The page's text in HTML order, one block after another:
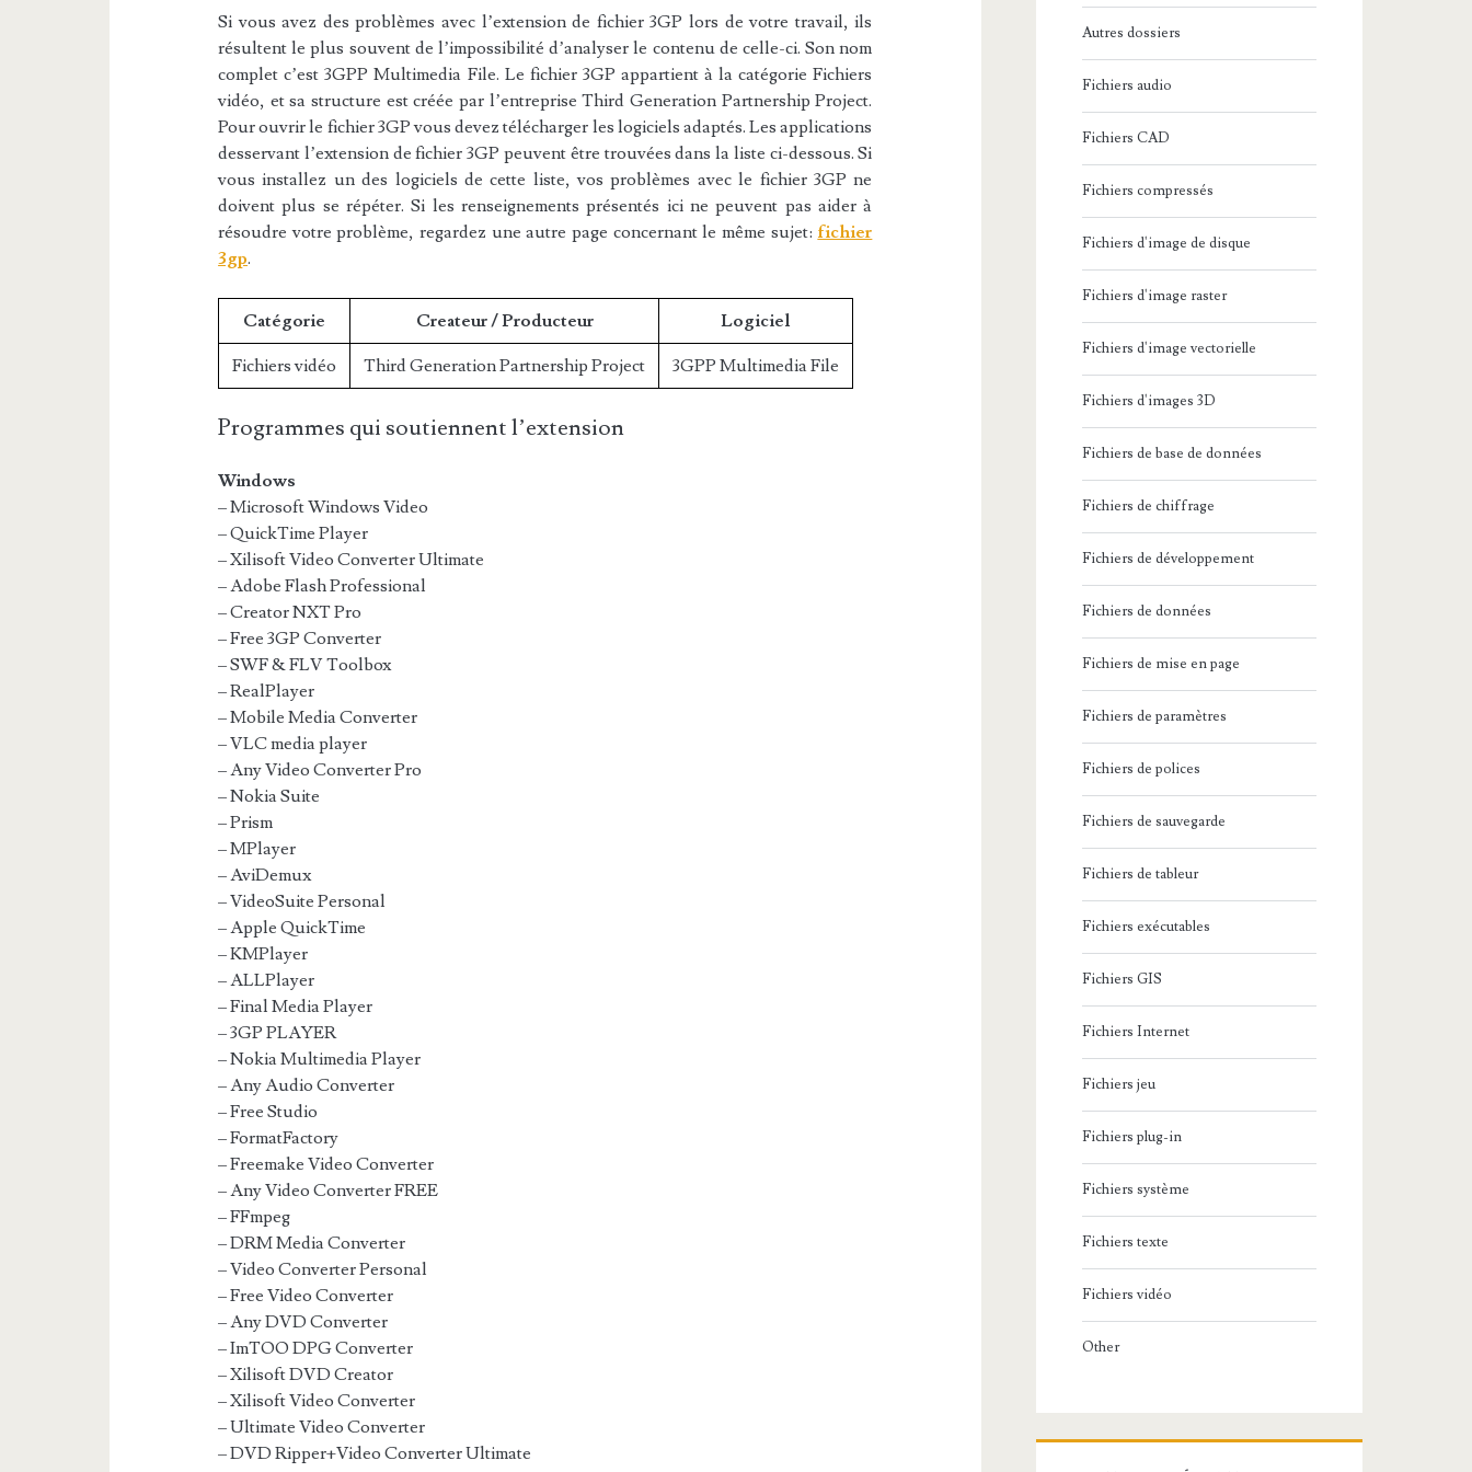
Si vous avez des problèmes avec l’extension de fichier 3GP lors de votre travail, ils
résultent le plus souvent de l’impossibilité d’analyser le contenu de celle-ci. Son nom
complet c’est 3GPP Multimedia File. Le fichier 3GP appartient à la catégorie Fichiers
vidéo, et sa structure est créée par l’entreprise Third Generation Partnership Project.
Pour ouvrir le fichier 3GP vous devez télécharger les logiciels adaptés. Les applications
desservant l’extension de fichier 3GP peuvent être trouvées dans la liste ci-dessous. Si
vous installez un des logiciels de cette liste, vos problèmes avec le fichier 3GP ne
doivent plus se répéter. Si les renseignements présentés ici ne peuvent pas aider à
résoudre votre problème, regardez une autre page concernant le même sujet: fichier
3gp.
Catégorie Createur / Producteur Logiciel
Fichiers vidéo Third Generation Partnership Project 3GPP Multimedia File
Programmes qui soutiennent l’extension
Windows
– Microsoft Windows Video
– QuickTime Player
– Xilisoft Video Converter Ultimate
– Adobe Flash Professional
– Creator NXT Pro
– Free 3GP Converter
– SWF & FLV Toolbox
– RealPlayer
– Mobile Media Converter
– VLC media player
– Any Video Converter Pro
– Nokia Suite
– Prism
– MPlayer
– AviDemux
– VideoSuite Personal
– Apple QuickTime
– KMPlayer
– ALLPlayer
– Final Media Player
– 3GP PLAYER
– Nokia Multimedia Player
– Any Audio Converter
– Free Studio
– FormatFactory
– Freemake Video Converter
– Any Video Converter FREE
– FFmpeg
– DRM Media Converter
– Video Converter Personal
– Free Video Converter
– Any DVD Converter
– ImTOO DPG Converter
– Xilisoft DVD Creator
– Xilisoft Video Converter
– Ultimate Video Converter
– DVD Ripper+Video Converter Ultimate
Autres dossiers
Fichiers audio
Fichiers CAD
Fichiers compressés
Fichiers d'image de disque
Fichiers d'image raster
Fichiers d'image vectorielle
Fichiers d'images 3D
Fichiers de base de données
Fichiers de chiffrage
Fichiers de développement
Fichiers de données
Fichiers de mise en page
Fichiers de paramètres
Fichiers de polices
Fichiers de sauvegarde
Fichiers de tableur
Fichiers exécutables
Fichiers GIS
Fichiers Internet
Fichiers jeu
Fichiers plug-in
Fichiers système
Fichiers texte
Fichiers vidéo
Other